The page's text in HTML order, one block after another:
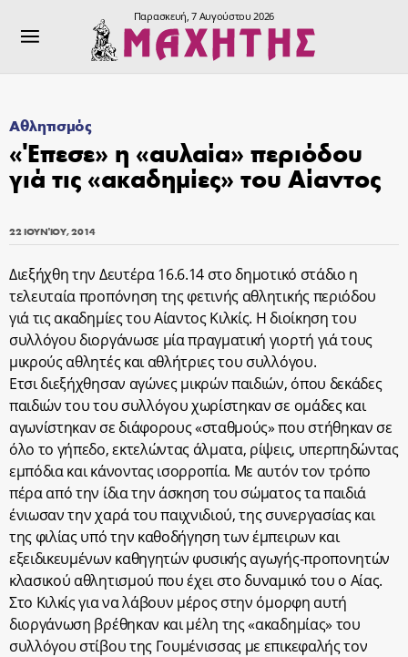
Παρασκευή, 7 Αυγούστου 2026
Αθλητισμός
«Έπεσε» η «αυλαία» περιόδου
γιά τις «ακαδημίες» του Αίαντος
22 ΙΟΥΝΊΟΥ, 2014
Διεξήχθη την Δευτέρα 16.6.14 στο δημοτικό στάδιο η
τελευταία προπόνηση της φετινής αθλητικής περιόδου
γιά τις ακαδημίες του Αίαντος Κιλκίς. Η διοίκηση του
συλλόγου διοργάνωσε μία πραγματική γιορτή γιά τους
μικρούς αθλητές και αθλήτριες του συλλόγου.
Ετσι διεξήχθησαν αγώνες μικρών παιδιών, όπου δεκάδες
παιδιών του του συλλόγου χωρίστηκαν σε ομάδες και
αγωνίστηκαν σε διάφορους «σταθμούς» που στήθηκαν σε
όλο το γήπεδο, εκτελώντας άλματα, ρίψεις, υπερπηδώντας
εμπόδια και κάνοντας ισορροπία. Με αυτόν τον τρόπο
πέρα από την ίδια την άσκηση του σώματος τα παιδιά
ένιωσαν την χαρά του παιχνιδιού, της συνεργασίας και
της φιλίας υπό την καθοδήγηση των έμπειρων και
εξειδικευμένων καθηγητών φυσικής αγωγής-προπονητών
κλασικού αθλητισμού που έχει στο δυναμικό του ο Αίας.
Στο Κιλκίς για να λάβουν μέρος στην όμορφη αυτή
διοργάνωση βρέθηκαν και μέλη της «ακαδημίας» του
συλλόγου στίβου της Γουμένισσας με επικεφαλής τον